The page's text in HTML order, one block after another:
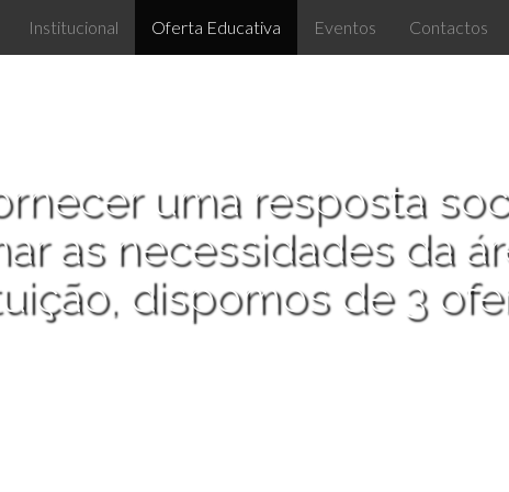
Institucional Oferta Educativa Eventos Contactos
uma resposta
as necessidades da
dispomos de 3